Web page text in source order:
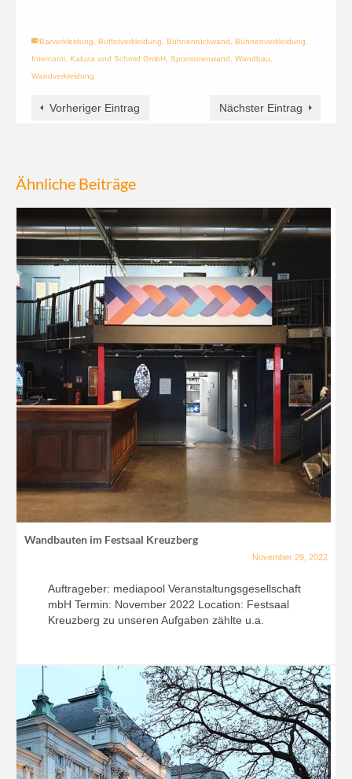
Barverkleidung, Buffetverkleidung, Bühnenrückwand, Bühnenverkleidung,
Interconti, Kaluza und Schmid GmbH, Sponsorenwand, Wandbau,
Wandverkleidung
Vorheriger Eintrag Nächster Eintrag
Ähnliche Beiträge
Wandbauten im Festsaal Kreuzberg
November 29, 2022
Auftrageber: mediapool Veranstaltungsgesellschaft
mbH Termin: November 2022 Location: Festsaal
Kreuzberg zu unseren Aufgaben zählte u.a.